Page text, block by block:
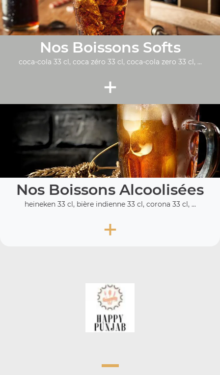
Nos Boissons Softs
coca-cola 33 cl, coca zéro 33 cl, coca-cola zero 33 cl, ...
+
Nos Boissons Alcoolisées
heineken 33 cl, bière indienne 33 cl, corona 33 cl, ...
+